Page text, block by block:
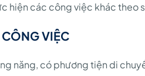
hiện các công việc khác theo
CÔNG VIỆC
năng, có phương tiện di